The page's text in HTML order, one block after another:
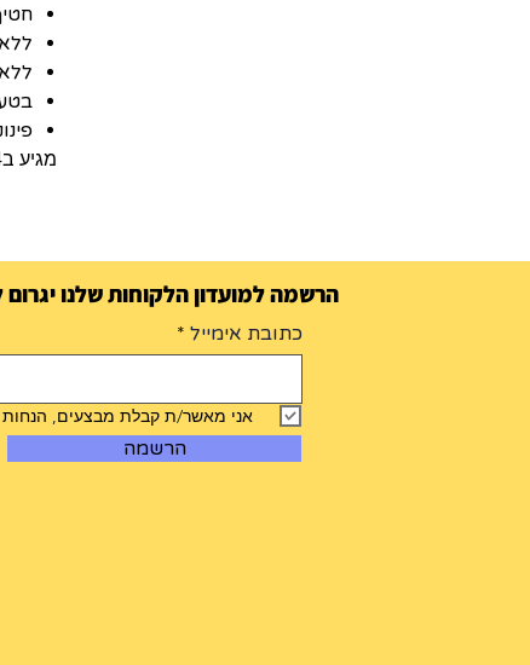
מגיע ב4 יחידות של 14 גרם במארז
הרשמה למועדון הלקוחות שלנו
כתובת אימייל
אני מאשר/ת קבלת מבצעים, הנחות
הרשמה